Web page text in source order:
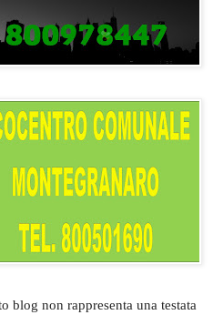
blog non rappresenta una testata